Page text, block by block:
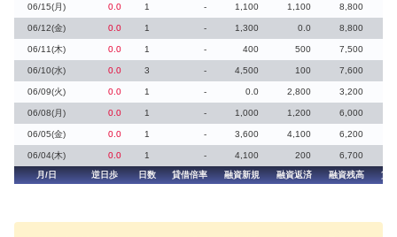
06/15(月) 0.0 1 - 1,100 1,100 8,800
06/12(金) 0.0 1 - 1,300 0.0 8,800
06/11(木) 0.0 1 - 400 500 7,500
06/10(水) 0.0 3 - 4,500 100 7,600
06/09(火) 0.0 1 - 0.0 2,800 3,200
06/08(月) 0.0 1 - 1,000 1,200 6,000
06/05(金) 0.0 1 - 3,600 4,100 6,200
06/04(木) 0.0 1 - 4,100 200
6,700
月/日
逆日歩 日数 貸借倍率 融資新規 融資返済 融資残高 貸